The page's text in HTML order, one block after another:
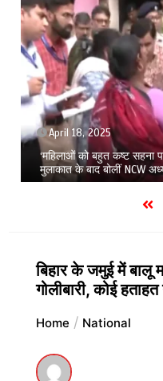
April 18, 2025
‘महिलाओं को बहुत कष्ट सहना
मुलाकात के बाद बोलीं NCW
बिहार के जमुई में बालू
गोलीबारी, कोई हताहत
Home National